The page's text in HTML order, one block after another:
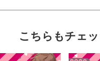
こちらもチェ